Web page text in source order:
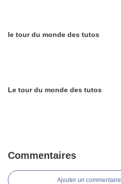
le tour du monde des tutos
Le tour du monde des tutos
Commentaires
Ajouter un commentaire